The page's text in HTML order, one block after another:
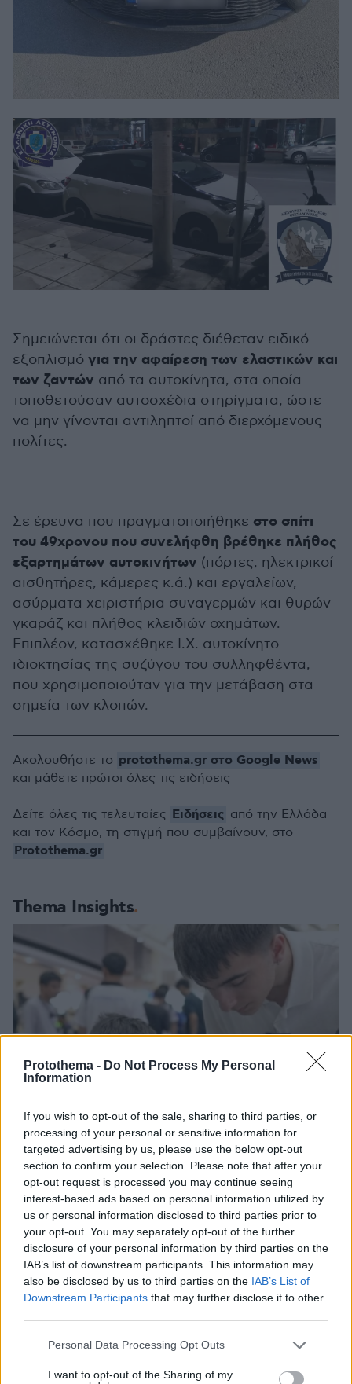
Protothema - Do Not Process My Personal
Information
If you wish to opt-out of the sale, sharing to third parties, or
processing of your personal or sensitive information for
targeted advertising by us, please use the below opt-out
section to confirm your selection. Please note that after your
opt-out request is processed you may continue seeing
interest-based ads based on personal information utilized by
us or personal information disclosed to third parties prior to
your opt-out. You may separately opt-out of the further
disclosure of your personal information by third parties on the
IAB’s list of downstream participants. This information may
also be disclosed by us to third parties on the IAB’s List of
Downstream Participants that may further disclose it to other
Please note that this website/app uses one or more Google
not limited to your visit or usage behaviour. You may click to
Personal Data Processing Opt Outs
I want to opt-out of the Sharing of my
Σημειώνεται ότι οι δράστες διέθεταν ειδικό
εξοπλισμό για την αφαίρεση των ελαστικών και
των ζαντών από τα αυτοκίνητα, στα οποία
τοποθετούσαν αυτοσχέδια στηρίγματα, ώστε
να μην γίνονται αντιληπτοί από διερχόμενους
πολίτες.
Σε έρευνα που πραγματοποιήθηκε στο σπίτι
του 49χρονου που συνελήφθη βρέθηκε πλήθος
εξαρτημάτων αυτοκινήτων (πόρτες, ηλεκτρικοί
αισθητήρες, κάμερες κ.ά.) και εργαλείων,
ασύρματα χειριστήρια συναγερμών και θυρών
γκαράζ και πλήθος κλειδιών οχημάτων.
Επιπλέον, κατασχέθηκε Ι.Χ. αυτοκίνητο
ιδιοκτησίας της συζύγου του συλληφθέντα,
που χρησιμοποιούταν για την μετάβαση στα
σημεία των κλοπών.
Thema Insights
Πώς μια απλή ιδέα εξελίχθηκε σε κορυφαίο θεσμό
ρομποτικής στην Ελλάδα
04.08.2026, 11:20
Από μαθητής, φοιτητής σε άλλη πόλη!
Ακολουθήστε το protothema.gr στο Google News
και μάθετε πρώτοι όλες τις ειδήσεις
Δείτε όλες τις τελευταίες Ειδήσεις από την Ελλάδα
και τον Κόσμο, τη στιγμή που συμβαίνουν, στο
Protothema.gr